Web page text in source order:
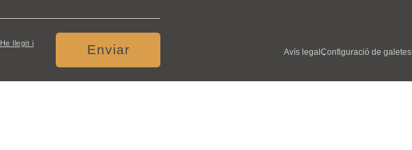
He llegit i
Enviar Avís legal Configuració de galetes